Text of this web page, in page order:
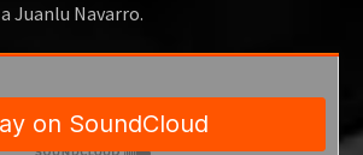
Juanlu Navarro.